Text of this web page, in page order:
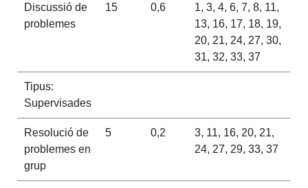
Discussió de
problemes
15 0,6
1, 3, 4, 6, 7, 8, 11,
13, 16, 17, 18, 19,
20, 21, 24, 27, 30,
31, 32, 33, 37
Tipus:
Supervisades
Resolució de
problemes en
grup
5 0,2
3, 11, 16, 20, 21,
24, 27, 29, 33, 37